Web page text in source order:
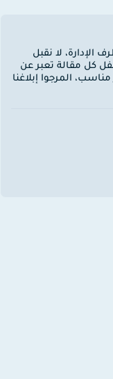
لا نقبل
كل مقالة تعبر عن
المرجوا إبلاغنا